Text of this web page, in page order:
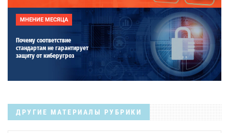
МНЕНИЕ МЕСЯЦА
Почему соответствие
стандартам не гарантирует
защиту от киберугроз
ДРУГИЕ МАТЕРИАЛЫ РУБРИКИ